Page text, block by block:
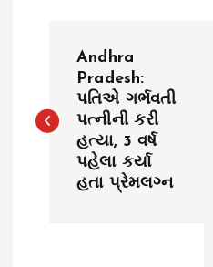
s
Andhra
Pradesh:
પતિએ ગર્ભવતી
પત્નીની કરી
હત્યા, 3 વર્ષ
પહેલા કર્યા
હતા પ્રેમલગ્ન